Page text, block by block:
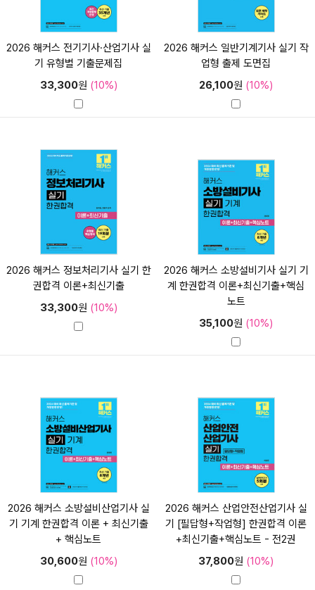
2026 해커스 전기기사·산업기사 실
기 유형별 기출문제집
33,300원 (10%)
2026 해커스 일반기계기사 실기 작
업형 출제 도면집
26,100원 (10%)
2026 해커스 정보처리기사 실기 한
권합격 이론+최신기출
33,300원 (10%)
2026 해커스 소방설비기사 실기 기
계 한권합격 이론+최신기출+핵심
노트
35,100원 (10%)
2026 해커스 소방설비산업기사 실
기 기계 한권합격 이론 + 최신기출
+ 핵심노트
30,600원 (10%)
2026 해커스 산업안전산업기사 실
기 [필답형+작업형] 한권합격 이론
+최신기출+핵심노트 - 전2권
37,800원 (10%)